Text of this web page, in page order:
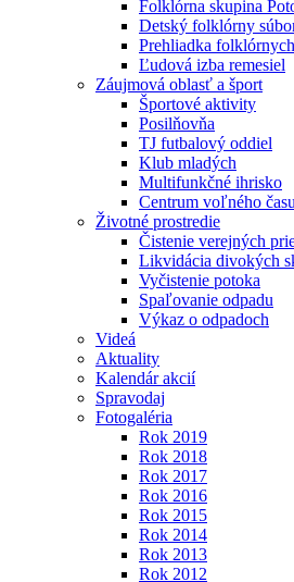
Folklórna skupina
Detský folklórny
Prehliadka
Ľudová izba remesiel
Záujmová oblasť a šport
Športové aktivity
Posilňovňa
TJ futbalový oddiel
Klub mladých
Multifunkčné ihrisko
Centrum voľného času
Životné prostredie
Čistenie verejných
Likvidácia divokých
Vyčistenie potoka
Spaľovanie odpadu
Výkaz o odpadoch
Videá
Aktuality
Kalendár akcií
Spravodaj
Fotogaléria
Rok 2019
Rok 2018
Rok 2017
Rok 2016
Rok 2015
Rok 2014
Rok 2013
Rok 2012